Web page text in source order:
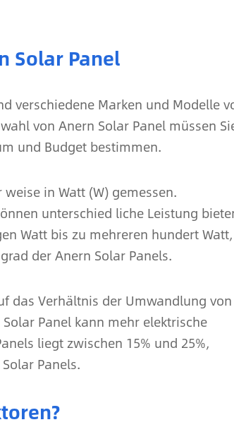
Solar Panel
verschiedene Marken und Modelle
von Anern Solar Panel müssen
und Budget bestimmen.
in Watt (W) gemessen.
unterschied liche Leistung
Watt bis zu mehreren hundert Watt,
der Anern Solar Panels.
das Verhältnis der Umwandlung von
Panel kann mehr elektrische
liegt zwischen 15% und 25%,
Panels.